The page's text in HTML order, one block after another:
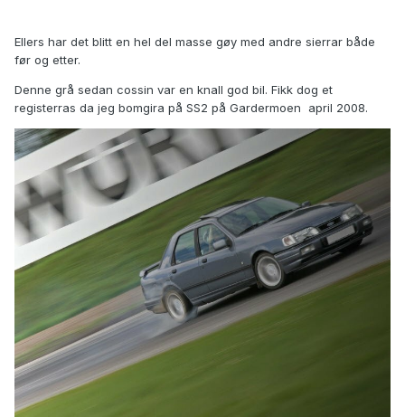
Ellers har det blitt en hel del masse gøy med andre sierrar både
før og etter.
Denne grå sedan cossin var en knall god bil. Fikk dog et
registerras da jeg bomgira på SS2 på Gardermoen april 2008.